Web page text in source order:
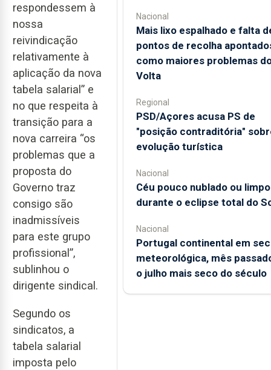
respondessem à
nossa
reivindicação
relativamente à
aplicação da nova
tabela salarial” e
no que respeita à
transição para a
nova carreira “os
problemas que a
proposta do
Governo traz
consigo são
inadmissíveis
para este grupo
profissional”,
sublinhou o
dirigente sindical.
Segundo os
sindicatos, a
tabela salarial
imposta pelo
Nacional
Mais lixo espalhado e falta
pontos de recolha
como maiores problemas
Volta
Regional
PSD/Açores acusa PS de
"posição contraditória"
evolução turística
Nacional
Céu pouco nublado ou limpo
durante o eclipse total do
Nacional
Portugal continental em
meteorológica, mês
o julho mais seco do século